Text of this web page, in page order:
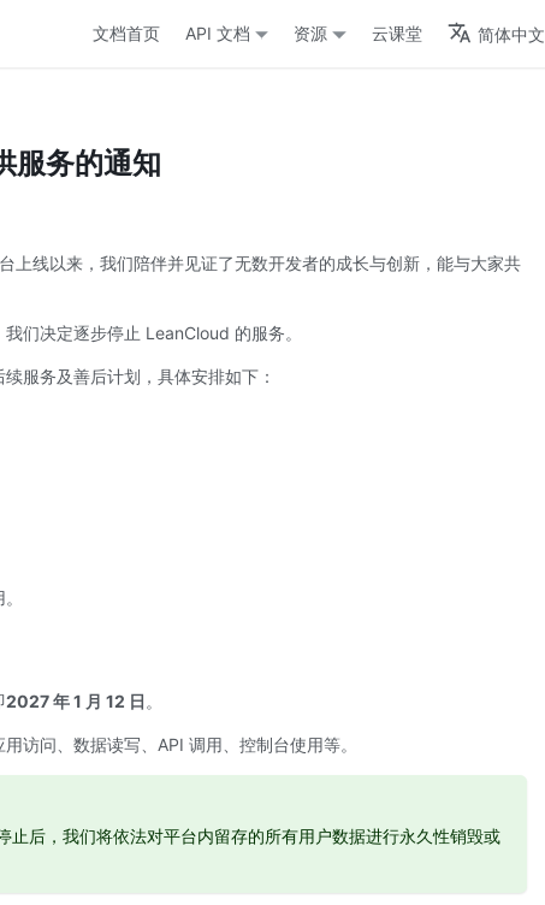
文档首页 API 文档 资源 云课堂 简体中文
服务的通知
上线以来，我们陪伴并见证了无数开发者的成长与创新，能与大家共
们决定逐步停止 LeanCloud 的服务。
服务及善后计划，具体安排如下：
2027 年 1 月 12 日 。
访问、数据读写、API 调用、控制台使用等。
后，我们将依法对平台内留存的所有用户数据进行永久性销毁或